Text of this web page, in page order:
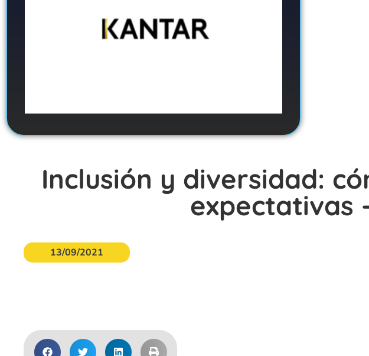
Inclusión y diversidad:
expectativas
13/09/2021